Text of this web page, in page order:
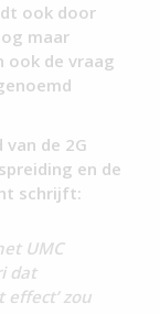
ook door
maar
ook de vraag
de 2G
en de
schrijft:
UMC
dat
effect’ zou